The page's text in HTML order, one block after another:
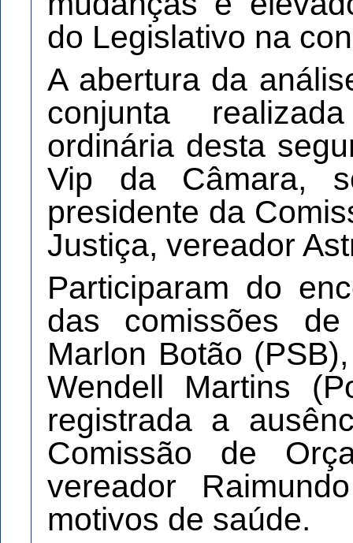
do Legislativo na
A abertura da
conjunta
ordinária desta
Vip da Câmara,
presidente da
Justiça, vereador
Participaram do
das comissões de
Marlon Botão
Wendell Martins
registrada a
Comissão de
vereador
motivos de saúde.